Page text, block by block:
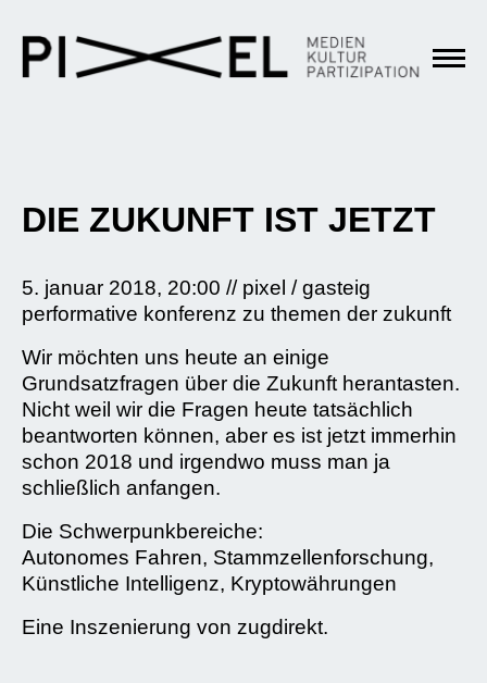
DIE ZUKUNFT IST JETZT
5. januar 2018, 20:00 // pixel / gasteig
performative konferenz zu themen der zukunft
Wir möchten uns heute an einige
Grundsatzfragen über die Zukunft herantasten.
Nicht weil wir die Fragen heute tatsächlich
beantworten können, aber es ist jetzt immerhin
schon 2018 und irgendwo muss man ja
schließlich anfangen.
Die Schwerpunkbereiche:
Autonomes Fahren, Stammzellenforschung,
Künstliche Intelligenz, Kryptowährungen
Eine Inszenierung von zugdirekt.